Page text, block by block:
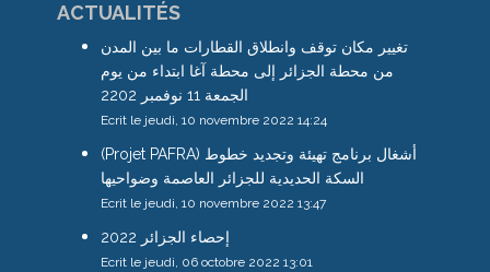
ACTUALITÉS
تغيير مكان توقف وانطلاق القطارات ما بين المدن
من محطة الجزائر إلى محطة آغا ابتداء من يوم
الجمعة 11 نوفمبر 2202
Ecrit le jeudi, 10 novembre 2022 14:24
(Projet PAFRA) أشغال برنامج تهيئة وتجديد خطوط
السكة الحديدية للجزائر العاصمة وضواحيها
Ecrit le jeudi, 10 novembre 2022 13:47
إحصاء الجزائر 2022
Ecrit le jeudi, 06 octobre 2022 13:01